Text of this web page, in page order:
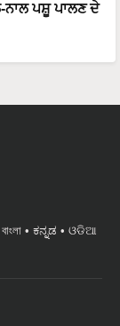
ਨਾਲ ਪਸ਼ੂ ਪਾਲਣ ਦੇ
বাংলা ಕನ್ನಡ
ଓଡିଆ